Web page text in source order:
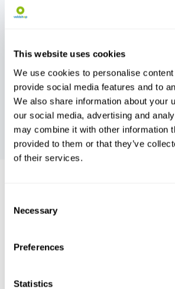
This website uses cookies
We use cookies to personalise
provide social media features and to
We also share information about your
our social media, advertising and
may combine it with other information
provided to them or that they’ve
of their services.
Selection
Necessary
Preferences
Statistics
Parabolische
Hydrophone
Gebühren, jedoch exklusive Versand- und